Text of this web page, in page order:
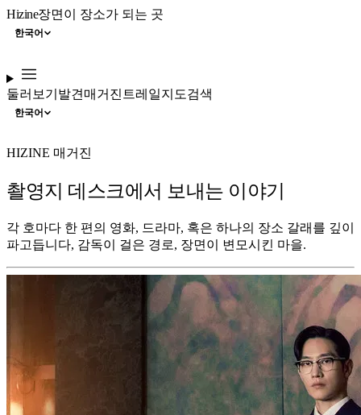
Hizine장면이 장소가 되는 곳
한국어
둘러보기 발견 매거진 트레일지도검색
한국어
HIZINE 매거진
촬영지 데스크에서 보내는 이야기
각 호마다 한 편의 영화, 드라마, 혹은 하나의 장소 갈래를 깊이
파고듭니다, 감독이 걸은 경로, 장면이 변모시킨 마을.